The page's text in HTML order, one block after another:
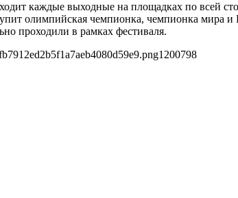
каждые выходные на площадках по всей
олимпийская чемпионка, чемпионка мира
проходили в рамках фестиваля.
1200798